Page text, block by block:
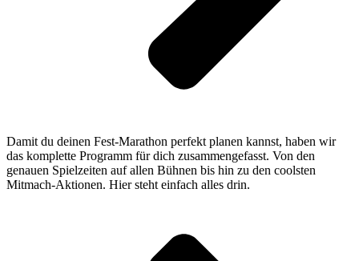
Damit du deinen Fest-Marathon perfekt planen kannst, haben wir
das komplette Programm für dich zusammengefasst. Von den
genauen Spielzeiten auf allen Bühnen bis hin zu den coolsten
Mitmach-Aktionen. Hier steht einfach alles drin.